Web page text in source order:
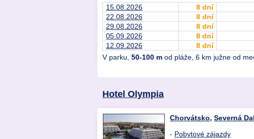
15.08.2026
8 dní
22.08.2026
8 dní
29.08.2026
8 dní
05.09.2026
8 dní
12.09.2026
8 dní
V parku, 50-100 m od pláže, 6 km južne od
Hotel Olympia
Chorvátsko, Severná
- Pobytové zájazdy